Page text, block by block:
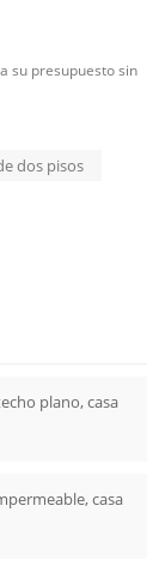
su presupuesto sin
dos pisos
plano, casa
casa